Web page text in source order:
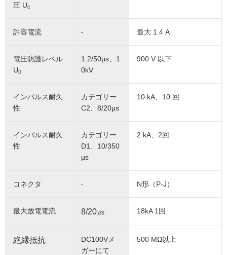
圧 Uc
許容電流 - 最大 1.4 A
電圧防護レベル
Up
1.2/50μs、1
0kV
900 V 以下
インパルス耐久
性
カテゴリー
C2、8/20μs
10 kA、10 回
インパルス耐久
性
カテゴリー
D1、10/350
μs
2 kA、2回
コネクタ - N形（P-J）
最大放電電流 8/20㎲ 18kA 1回
絶縁抵抗
DC100Vメ
ガーにて
500 MΩ以上